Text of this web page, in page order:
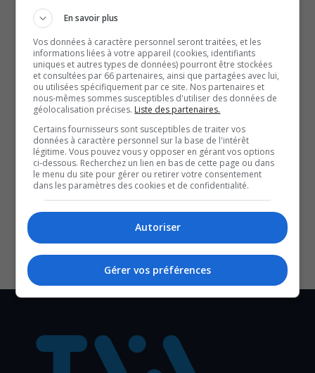
blessures plus sérieuses, mais on ne craindrait pas pour
sa vie.
Une partie de la route 117 a été fermée jusqu’à 22h30.
Un enquêteur spécialiste en reconstitution d’accident a
été dépêché sur les lieux.
QUESTION DU JOUR
Commentaires
CULTURE ET NOTRE ÉCONOMIE
En savoir plus
Vos données à caractère personnel seront traitées, et les
informations liées à votre appareil (cookies, identifiants
uniques et autres types de données) pourront être stockées
et consultées par 66 partenaires, ainsi que partagées avec lui,
ou utilisées spécifiquement par ce site. Nos partenaires et
nous-mêmes sommes susceptibles d'utiliser des données de
géolocalisation précises. Liste des partenaires.
Certains fournisseurs sont susceptibles de traiter vos
données à caractère personnel sur la base de l'intérêt
légitime. Vous pouvez vous y opposer en gérant vos options
ci-dessous. Recherchez un lien en bas de cette page ou dans
le menu du site pour gérer ou retirer votre consentement
dans les paramètres des cookies et de confidentialité.
Autoriser
Gérer vos préférences